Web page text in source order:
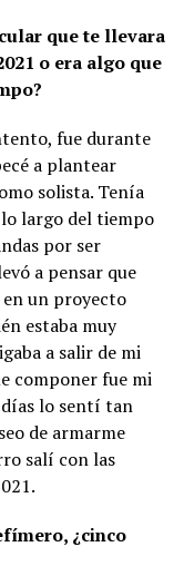
que te llevara
o era algo que
fue durante
a plantear
solista. Tenía
lo largo del tiempo
por ser
a pensar que
un proyecto
estaba muy
a salir de mi
componer fue mi
lo sentí tan
de armarme
salí con las
¿cinco